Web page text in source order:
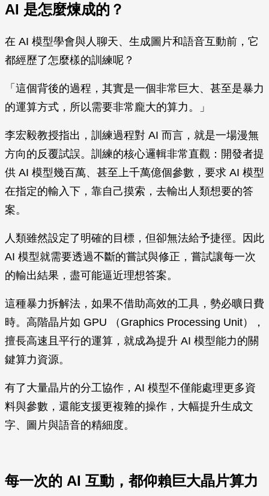
AI 是怎麼煉成的？
在 AI 模型學會與人聊天、生成圖片和語音互動前，它
都經歷了怎麼樣的訓練呢？
「這個背後的過程，其實是一個非常巨大、甚至是暴力
的運算方式，所以需要非常龐大的算力。」
李宏毅教授指出，訓練過程對 AI 而言，就是一場漫無
方向的反覆試誤。訓練的核心邏輯非常直觀：開發者提
供 AI 模型幾百萬、甚至上千萬億個參數，要求 AI 模型
在指定的輸入下，靠自己摸索，去輸出人類想要的答
案。
人類雖然設定了明確的目標，但卻無法給予捷徑。因此
AI 模型就需要透過不斷的嘗試與修正，嘗試讓每一次
的輸出結果，盡可能逼近理想答案。
這種暴力拆解法，如果不借助高效的工具，勢必曠日費
時。高階晶片如 GPU （Graphics Processing Unit），
擅長高速且平行的運算，就成為提升 AI 模型能力的關
鍵算力資源。
有了大量晶片的分工協作，AI 模型不僅能處理更多資
料與參數，還能支援更複雜的操作，大幅提升生成文
字、圖片與語音的精細度。
每一次的 AI 互動，都仰賴巨大晶片算力